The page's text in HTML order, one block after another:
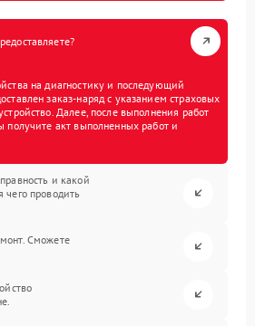
на диагностику и последующий
заказ-наряд с указанием страховых
Далее, после выполнения работ
получите акт выполненных работ и
и какой
проводить
Сможете